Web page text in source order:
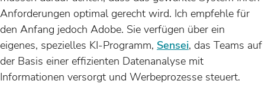
Anforderungen optimal gerecht wird. Ich empfehle für
den Anfang jedoch Adobe. Sie verfügen über ein
eigenes, spezielles KI-Programm, Sensei, das Teams auf
der Basis einer effizienten Datenanalyse mit
Informationen versorgt und Werbeprozesse steuert.